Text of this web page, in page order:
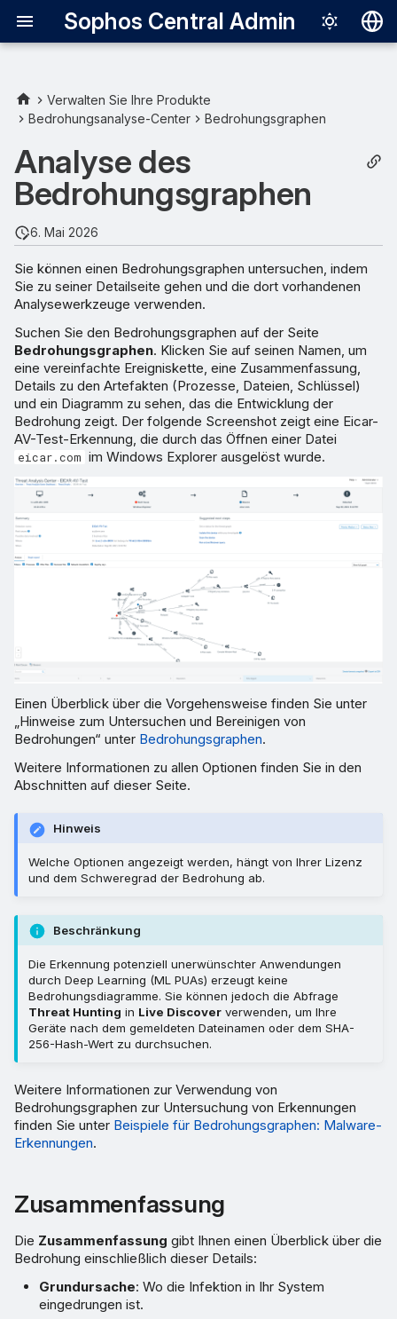
Sophos Central Admin
Español
Italiano
Português
Zusammenfassung
Empfohlene nächste Schritte
Analysieren
Graph-Datensatz
Prozessdaten
Artefaktliste
Forensischen Snapshot
erstellen
Verwalten Sie Ihre Produkte
Bedrohungsanalyse-Center
Bedrohungsgraphen
Analyse des
Bedrohungsgraphen
6. Mai 2026
Sie können einen Bedrohungsgraphen untersuchen, indem
Sie zu seiner Detailseite gehen und die dort vorhandenen
Analysewerkzeuge verwenden.
Suchen Sie den Bedrohungsgraphen auf der Seite
Bedrohungsgraphen. Klicken Sie auf seinen Namen, um
eine vereinfachte Ereigniskette, eine Zusammenfassung,
Details zu den Artefakten (Prozesse, Dateien, Schlüssel)
und ein Diagramm zu sehen, das die Entwicklung der
Bedrohung zeigt. Der folgende Screenshot zeigt eine Eicar-
AV-Test-Erkennung, die durch das Öffnen einer Datei
eicar.com im Windows Explorer ausgelöst wurde.
Einen Überblick über die Vorgehensweise finden Sie unter
„Hinweise zum Untersuchen und Bereinigen von
Bedrohungen“ unter Bedrohungsgraphen.
Weitere Informationen zu allen Optionen finden Sie in den
Abschnitten auf dieser Seite.
Hinweis
Welche Optionen angezeigt werden, hängt von Ihrer Lizenz
und dem Schweregrad der Bedrohung ab.
Beschränkung
Die Erkennung potenziell unerwünschter Anwendungen
durch Deep Learning (ML PUAs) erzeugt keine
Bedrohungsdiagramme. Sie können jedoch die Abfrage
Threat Hunting in Live Discover verwenden, um Ihre
Geräte nach dem gemeldeten Dateinamen oder dem SHA-
256-Hash-Wert zu durchsuchen.
Weitere Informationen zur Verwendung von
Bedrohungsgraphen zur Untersuchung von Erkennungen
finden Sie unter Beispiele für Bedrohungsgraphen: Malware-
Erkennungen.
Zusammenfassung
Die Zusammenfassung gibt Ihnen einen Überblick über die
Bedrohung einschließlich dieser Details:
Grundursache: Wo die Infektion in Ihr System
eingedrungen ist.